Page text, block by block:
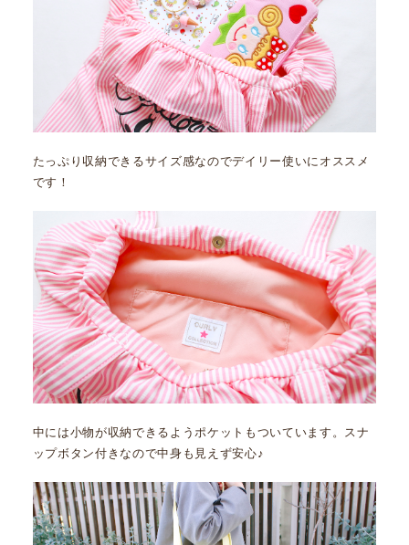
たっぷり収納できるサイズ感なのでデイリー使いにオススメ
です！
中には小物が収納できるようポケットもついています。スナ
ップボタン付きなので中身も見えず安心♪